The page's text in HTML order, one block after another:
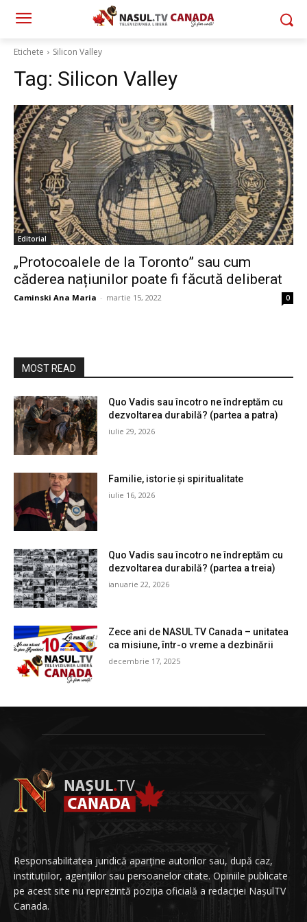
Etichete Silicon Valley
Tag: Silicon Valley
Editorial
„Protocoalele de la Toronto” sau cum
căderea națiunilor poate fi făcută deliberat
Caminski Ana Maria - martie 15, 2022 0
MOST READ
Quo Vadis sau încotro ne îndreptăm cu
dezvoltarea durabilă? (partea a patra)
iulie 29, 2026
Familie, istorie și spiritualitate
iulie 16, 2026
Quo Vadis sau încotro ne îndreptăm cu
dezvoltarea durabilă? (partea a treia)
ianuarie 22, 2026
Zece ani de NASUL TV Canada – unitatea
ca misiune, într-o vreme a dezbinării
decembrie 17, 2025
Responsabilitatea juridică aparține autorilor sau, după caz,
instituțiilor, agențiilor sau persoanelor citate. Opiniile publicate
pe acest site nu reprezintă poziția oficială a redacției NașulTV
Canada.